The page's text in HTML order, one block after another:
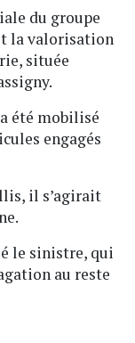
du groupe
la valorisation
située
été mobilisé
engagés
il s’agirait
le sinistre, qui
au reste